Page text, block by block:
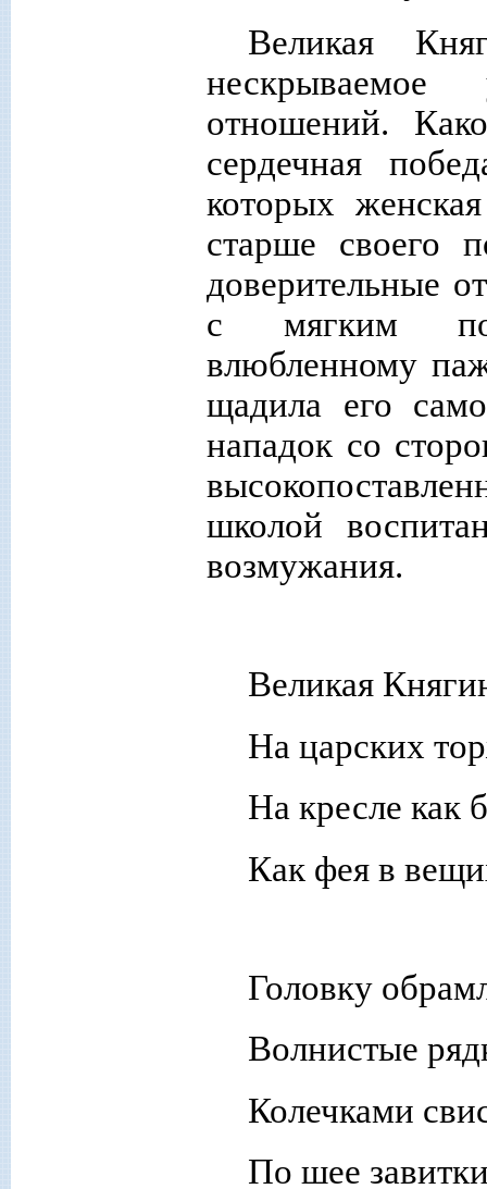
Великая
нескрываемое
отношений.
сердечная
которых
старше своего
доверительные
с мягким
влюбленному
щадила его
нападок со
школой
возмужания.
Великая
На царских
На кресле как
Как фея в
Головку
Волнистые
Колечками
По шее